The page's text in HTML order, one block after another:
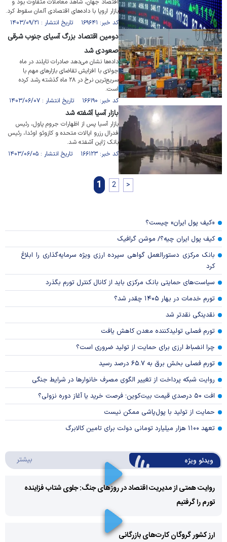
اقتصاد جهان، شاهد معاملات متفاوت بود و
بازار اروپا با داده‌های اقتصادی آلمان سقوط کرد.
کد خبر: ۱۶۹۶۴۱ تاریخ انتشار : ۱۴۰۳/۰۹/۲۱
دومین اقتصاد بزرگ آسیای جنوب شرقی
صعودی شد
داده‌ها نشان می‌دهد صادرات تایلند در ماه
جولای با افزایش تقاضای بازار‌های مهم با
سریع‌ترین نرخ در ۲۸ ماه گذشته رشد کرده
است.
کد خبر: ۱۶۶۱۹۰ تاریخ انتشار : ۱۴۰۳/۰۶/۰۷
بازار آسیا آشفته شد
بازار آسیا پس از اظهارات جروم پاول، رئیس
فدرال رزرو ایالات متحده و کازوئو اوئدا، رئیس
بانک ژاپن آشفته شد.
کد خبر: ۱۶۶۱۲۳ تاریخ انتشار : ۱۴۰۳/۰۶/۰۵
1 2 >
«کیف پول ایران» چیست؟
کیف پول ایران چیه؟/ موشن گرافیک
بانک مرکزی دستورالعمل گواهی سپرده ارزی ویژه سرمایه‌گذاری را ابلاغ
کرد
سیاست‌های حمایتی بانک مرکزی باید از کانال کنترل تورم بگذرد
تورم خدمات در بهار ۱۴۰۵ چقدر شد؟
نقدینگی نقدتر شد
تورم فصلی تولیدکننده معدن کاهش یافت
چرا انضباط ارزی برای حمایت از تولید ضروری است؟
تورم فصلی بخش برق به ۶۵.۷ درصد رسید
روایت شبکه پرداخت از تغییر الگوی مصرف خانوار‌ها در شرایط جنگی
افت ۵۰ درصدی قیمت بیت‌کوین؛ فرصت خرید یا آغاز دوره نزولی؟
حمایت از تولید با پول‌پاشی ممکن نیست
تعهد ۱۱۰۰ هزار میلیارد تومانی دولت برای تامین کالابرگ
ویدئو ویژه بیشتر
Play
Video
روایت همتی از مدیریت اقتصاد در روزهای جنگ: جلوی شتاب فزاینده
تورم را گرفتیم
ارز کشور گروگان کارت‌های بازرگانی